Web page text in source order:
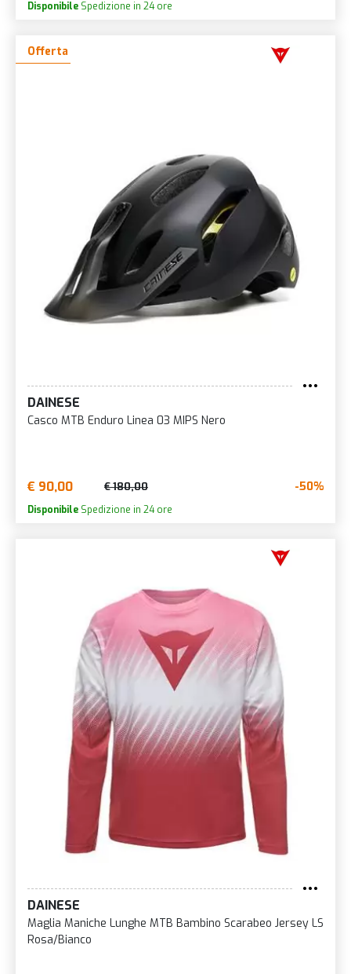
Disponibile Spedizione in 24 ore
Offerta
DAINESE
Casco MTB Enduro Linea 03 MIPS Nero
€ 90,00 € 180,00 -50%
Disponibile Spedizione in 24 ore
DAINESE
Maglia Maniche Lunghe MTB Bambino Scarabeo Jersey LS
Rosa/Bianco